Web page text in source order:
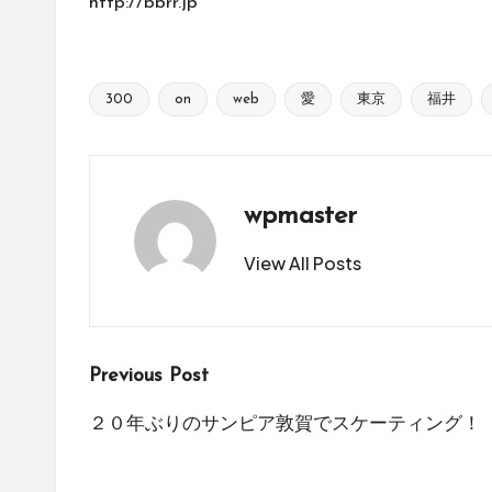
Tags:
300 on web 愛 東京 福井
wpmaster
View All Posts
Post
navigation
Previous Post
２０年ぶりのサンピア敦賀でスケーティング！